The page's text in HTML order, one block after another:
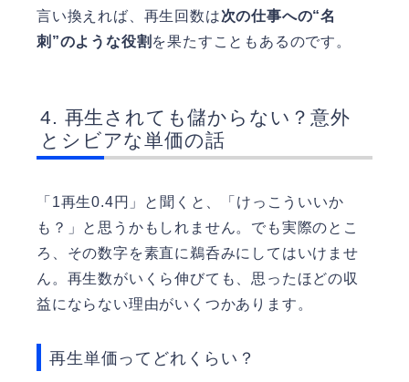
言い換えれば、再生回数は次の仕事への“名
刺”のような役割 を果たすこともあるのです。
再生されても儲からない？意外
とシビアな単価の話
「1再生0.4円」と聞くと、「けっこういいか
も？」と思うかもしれません。でも実際のとこ
ろ、その数字を素直に鵜呑みにしてはいけませ
ん。再生数がいくら伸びても、思ったほどの収
益にならない理由がいくつかあります。
再生単価ってどれくらい？